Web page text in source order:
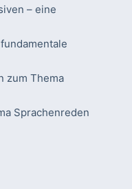
– eine
zum Thema
Sprachenreden